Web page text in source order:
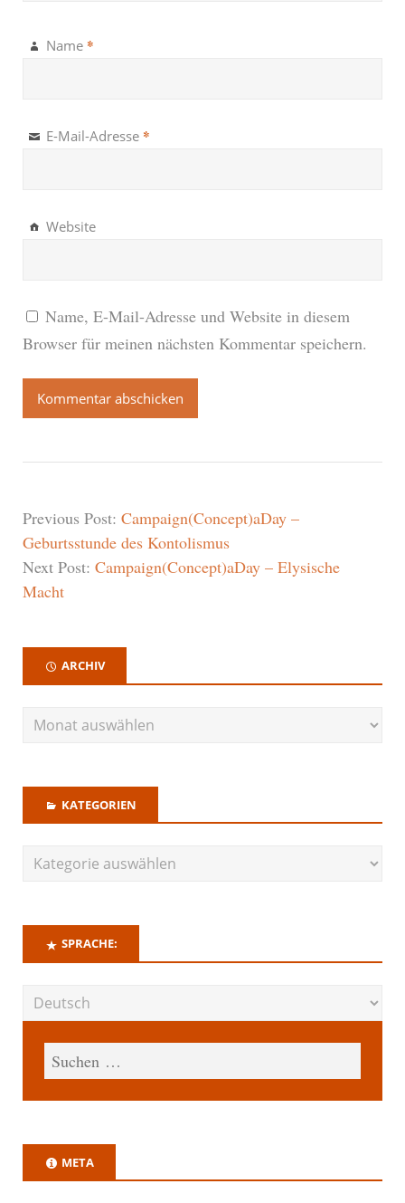
Name *
E-Mail-Adresse *
Website
Name, E-Mail-Adresse und Website in diesem
Browser für meinen nächsten Kommentar speichern.
Previous Post: Campaign(Concept)aDay –
Geburtsstunde des Kontolismus
Next Post: Campaign(Concept)aDay – Elysische
Macht
ARCHIV
KATEGORIEN
SPRACHE:
META